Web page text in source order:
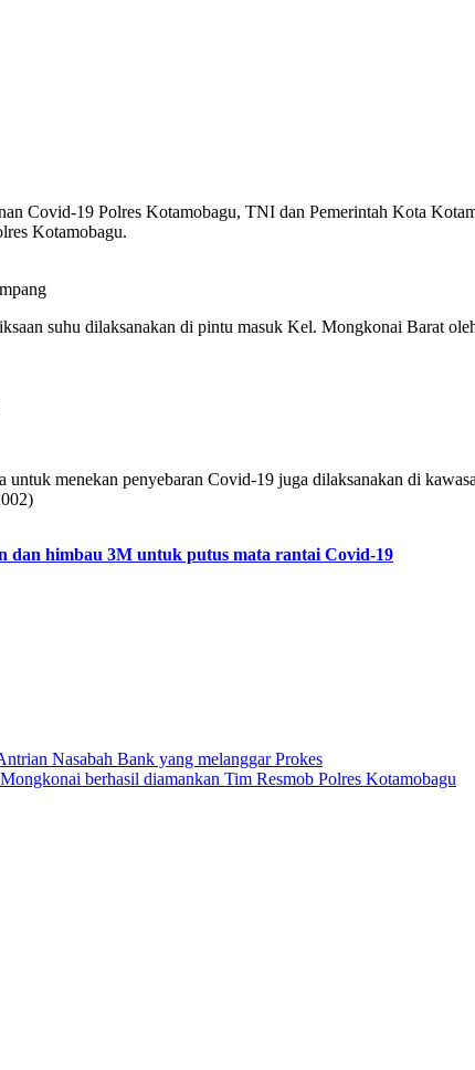
Covid-19 Polres Kotamobagu, TNI dan Pemerintah Kota
Kotamobagu.
suhu dilaksanakan di pintu masuk Kel. Mongkonai Barat
untuk menekan penyebaran Covid-19 juga dilaksanakan di
dan himbau 3M untuk putus mata rantai Covid-19
Nasabah Bank yang melanggar Prokes
berhasil diamankan Tim Resmob Polres Kotamobagu